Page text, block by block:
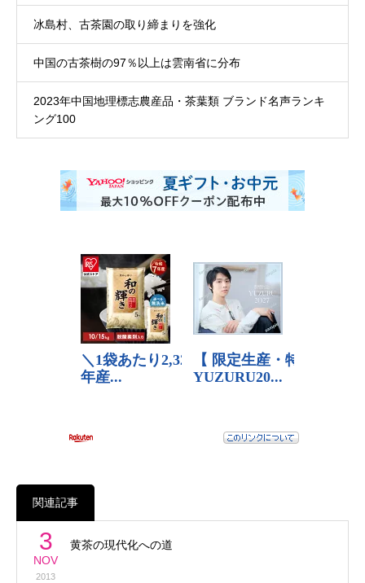
冰島村、古茶園の取り締まりを強化
中国の古茶樹の97％以上は雲南省に分布
2023年中国地理標志農産品・茶葉類 ブランド名声ランキ
ング100
関連記事
3
NOV
2013
黄茶の現代化への道